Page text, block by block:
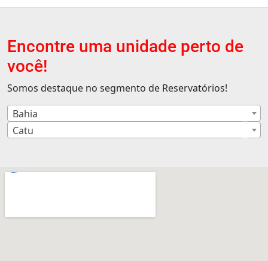
Encontre uma unidade perto de
você!
Somos destaque no segmento de Reservatórios!
×
Bahia
×
Catu